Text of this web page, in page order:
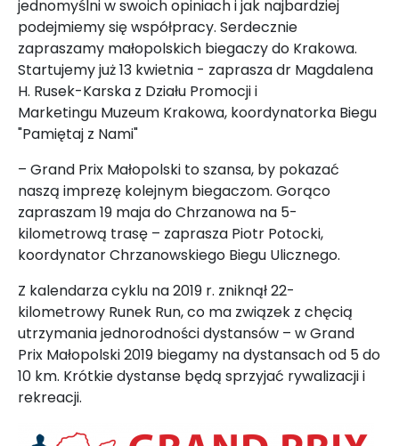
jednomyślni w swoich opiniach i jak najbardziej
podejmiemy się współpracy. Serdecznie
zapraszamy małopolskich biegaczy do Krakowa.
Startujemy już 13 kwietnia - zaprasza dr Magdalena
H. Rusek-Karska z Działu Promocji i
Marketingu Muzeum Krakowa, koordynatorka Biegu
"Pamiętaj z Nami"
– Grand Prix Małopolski to szansa, by pokazać
naszą imprezę kolejnym biegaczom. Gorąco
zapraszam 19 maja do Chrzanowa na 5-
kilometrową trasę – zaprasza Piotr Potocki,
koordynator Chrzanowskiego Biegu Ulicznego.
Z kalendarza cyklu na 2019 r. zniknął 22-
kilometrowy Runek Run, co ma związek z chęcią
utrzymania jednorodności dystansów – w Grand
Prix Małopolski 2019 biegamy na dystansach od 5 do
10 km. Krótkie dystanse będą sprzyjać rywalizacji i
rekreacji.